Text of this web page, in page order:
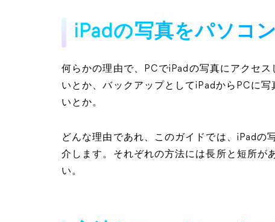
iPadの写真をパソコ
何らかの理由で、PCでiPadの写真にアクセ
いとか、バックアップとしてiPadからPCに
いとか。
どんな理由であれ、このガイドでは、iPadの
介します。それぞれの方法には長所と短所が
い。